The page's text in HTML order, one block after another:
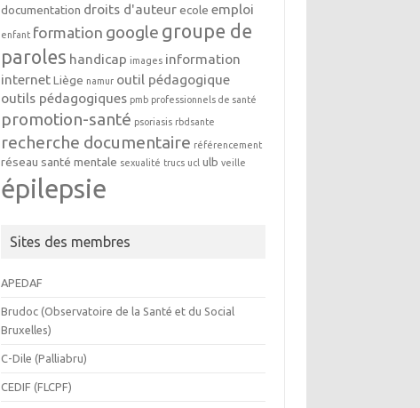
documentation droits d'auteur ecole emploi
enfant formation google groupe de
paroles handicap images information
internet Liège namur outil pédagogique
outils pédagogiques pmb professionnels de santé
promotion-santé psoriasis rbdsante
recherche documentaire référencement
réseau santé mentale sexualité trucs ucl ulb veille
épilepsie
Sites des membres
APEDAF
Brudoc (Observatoire de la Santé et du Social
Bruxelles)
C-Dile (Palliabru)
CEDIF (FLCPF)